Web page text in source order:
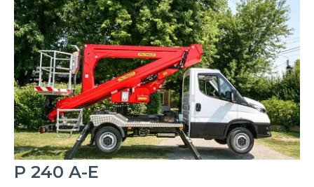
P 240 A-E